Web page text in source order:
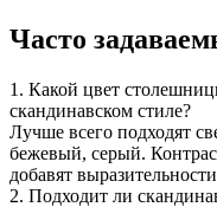
Часто
1. Какой цвет
скандинавском стиле?
Лучше всего подходят
бежевый, серый.
добавят
2. Подходит ли